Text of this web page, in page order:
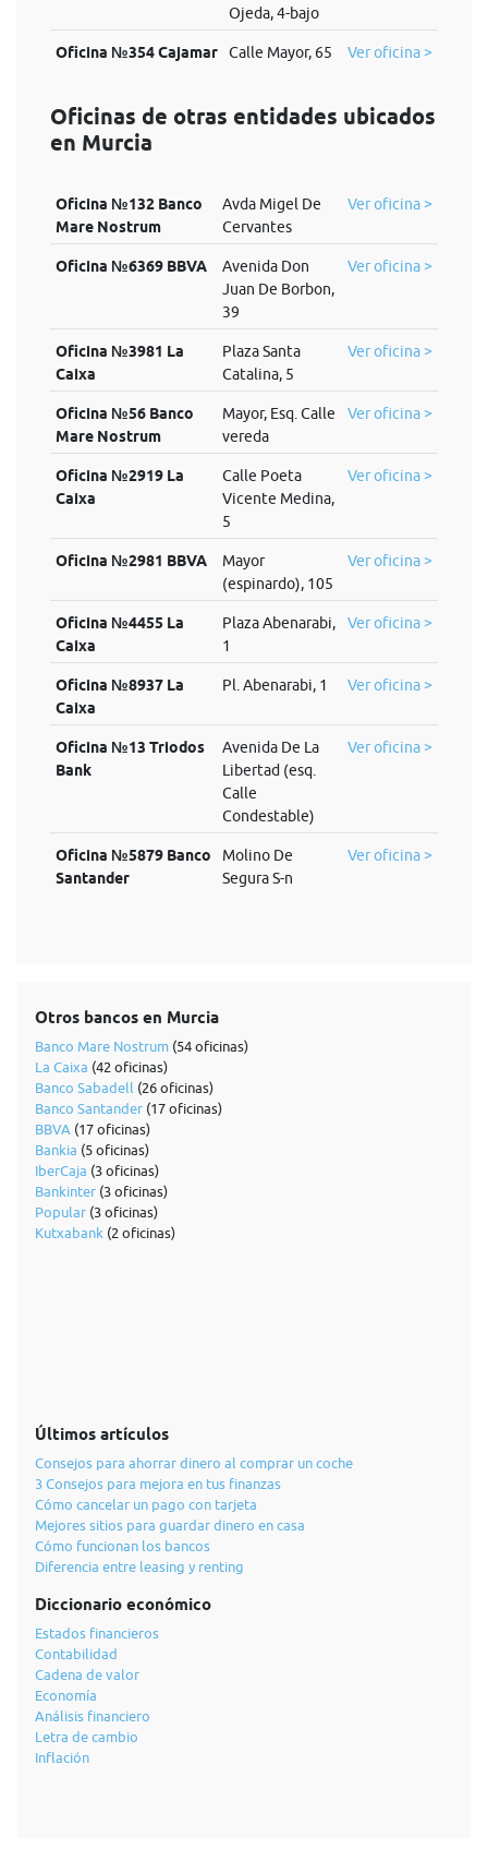
Ojeda, 4-bajo
Oficina №354 Cajamar Calle Mayor, 65 Ver oficina >
Oficinas de otras entidades ubicados
en Murcia
Oficina №132 Banco
Mare Nostrum
Avda Migel De
Cervantes
Ver oficina >
Oficina №6369 BBVA
Avenida Don
Juan De Borbon,
39
Ver oficina >
Oficina №3981 La
Caixa
Plaza Santa
Catalina, 5
Ver oficina >
Oficina №56 Banco
Mare Nostrum
Mayor, Esq. Calle
vereda
Ver oficina >
Oficina №2919 La
Caixa
Calle Poeta
Vicente Medina,
5
Ver oficina >
Oficina №2981 BBVA
Mayor
(espinardo), 105
Ver oficina >
Oficina №4455 La
Caixa
Plaza Abenarabi,
1
Ver oficina >
Oficina №8937 La
Caixa
Pl. Abenarabi, 1 Ver oficina >
Oficina №13 Triodos
Bank
Avenida De La
Libertad (esq.
Calle
Condestable)
Ver oficina >
Oficina №5879 Banco
Santander
Molino De
Segura S-n
Ver oficina >
Otros bancos en Murcia
Banco Mare Nostrum (54 oficinas)
La Caixa (42 oficinas)
Banco Sabadell (26 oficinas)
Banco Santander (17 oficinas)
BBVA (17 oficinas)
Bankia (5 oficinas)
IberCaja (3 oficinas)
Bankinter (3 oficinas)
Popular (3 oficinas)
Kutxabank (2 oficinas)
Últimos artículos
Consejos para ahorrar dinero al comprar un coche
3 Consejos para mejora en tus finanzas
Cómo cancelar un pago con tarjeta
Mejores sitios para guardar dinero en casa
Cómo funcionan los bancos
Diferencia entre leasing y renting
Diccionario económico
Estados financieros
Contabilidad
Cadena de valor
Economía
Análisis financiero
Letra de cambio
Inflación